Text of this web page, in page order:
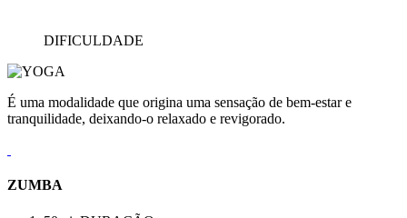
DIFICULDADE
É uma modalidade que origina uma sensação de bem-estar e
tranquilidade, deixando-o relaxado e revigorado.
ZUMBA